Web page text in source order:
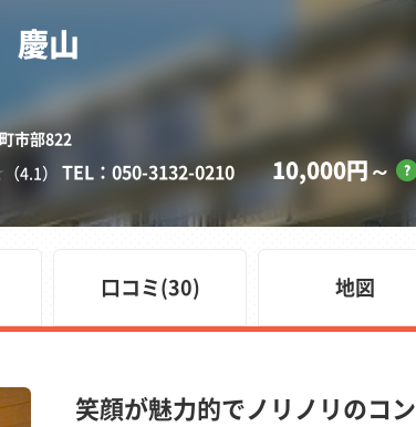
慶山
市部822
（4.1） TEL：050-3132-0210 10,000円～
口コミ(30) 地図
笑顔が魅力的でノリノリのコ